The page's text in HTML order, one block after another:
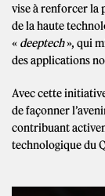
vise à renforcer la
de la haute
« deeptech», qui
des applications
Avec cette
de façonner
contribuant
technologique du